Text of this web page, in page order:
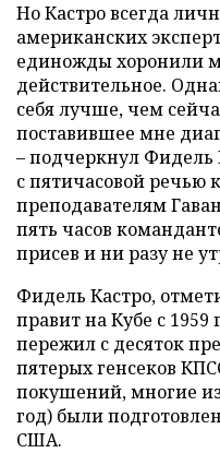
Но Кастро всегда
американских
единожды хоронили
действительное.
себя лучше, чем
поставившее мне
– подчеркнул Фидель
с пятичасовой речью
преподавателям
пять часов
присев и ни разу не
Фидель Кастро,
правит на Кубе с 1959
пережил с десяток
пятерых генсеков
покушений, многие из
год) были
США.